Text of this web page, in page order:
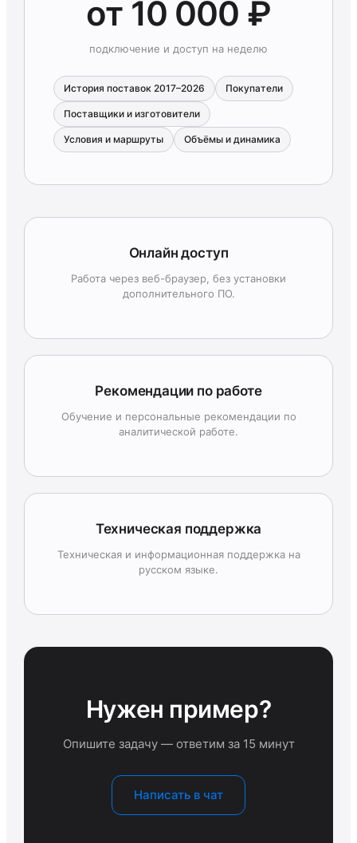
от 10 000 ₽
подключение и доступ на неделю
История поставок 2017–2026 Покупатели
Поставщики и изготовители
Условия и маршруты Объёмы и динамика
Онлайн доступ
Работа через веб-браузер, без установки
дополнительного ПО.
Рекомендации по работе
Обучение и персональные рекомендации по
аналитической работе.
Техническая поддержка
Техническая и информационная поддержка на
русском языке.
Нужен пример?
Опишите задачу — ответим за 15 минут
Написать в чат